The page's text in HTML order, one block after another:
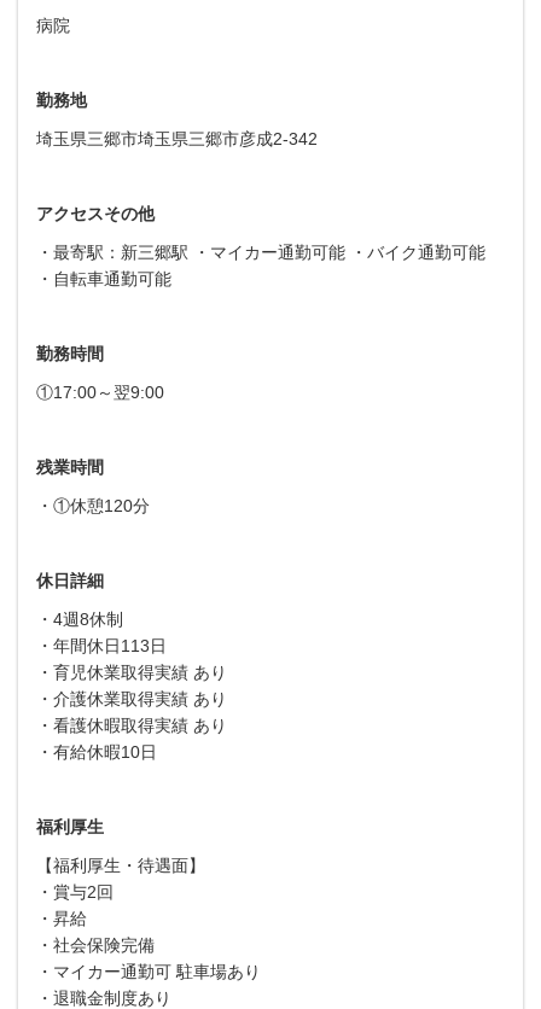
病院
勤務地
埼玉県三郷市埼玉県三郷市彦成2-342
アクセスその他
・最寄駅：新三郷駅 ・マイカー通勤可能 ・バイク通勤可能
・自転車通勤可能
勤務時間
①17:00～翌9:00
残業時間
・①休憩120分
休日詳細
・4週8休制
・年間休日113日
・育児休業取得実績 あり
・介護休業取得実績 あり
・看護休暇取得実績 あり
・有給休暇10日
福利厚生
【福利厚生・待遇面】
・賞与2回
・昇給
・社会保険完備
・マイカー通勤可 駐車場あり
・退職金制度あり